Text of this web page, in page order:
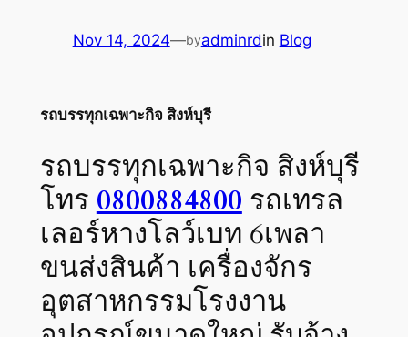
Nov 14, 2024—byadminrdin Blog
รถบรรทุกเฉพาะกิจ สิงห์บุรี
รถบรรทุกเฉพาะกิจ สิงห์บุรี
โทร 0800884800 รถเทรล
เลอร์หางโลว์เบท 6เพลา
ขนส่งสินค้า เครื่องจักร
อุตสาหกรรมโรงงาน